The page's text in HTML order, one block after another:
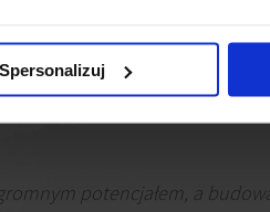
Spersonalizuj
potencjałem, a